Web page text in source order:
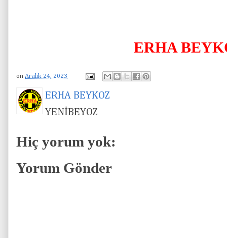
ERHA
on Aralık 24, 2023
ERHA BEYKOZ
YENİBEYOZ
Hiç yorum yok:
Yorum Gönder